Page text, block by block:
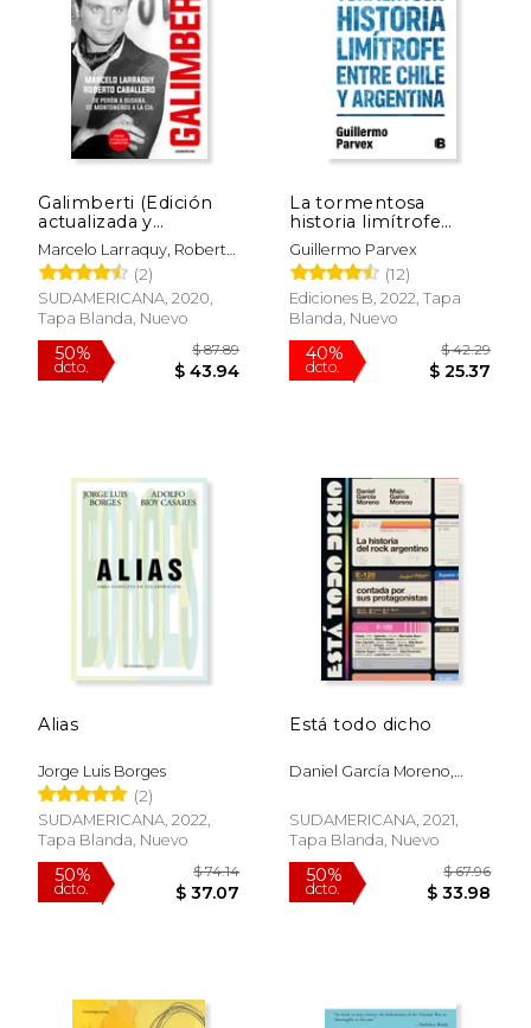
Galimberti (Edición
actualizada y
aumentada)
Marcelo Larraquy, Roberto
Caballero
(2)
SUDAMERICANA, 2020,
Tapa Blanda, Nuevo
dcto.
La tormentosa
historia limítrofe
entre Chile y
Argentina
Guillermo Parvex
(12)
Ediciones B, 2022, Tapa
Blanda, Nuevo
dcto.
Alias
Jorge Luis Borges
(2)
SUDAMERICANA, 2022,
Tapa Blanda, Nuevo
Está todo dicho
Daniel García Moreno,
SUDAMERICANA, 2021,
Tapa Blanda, Nuevo